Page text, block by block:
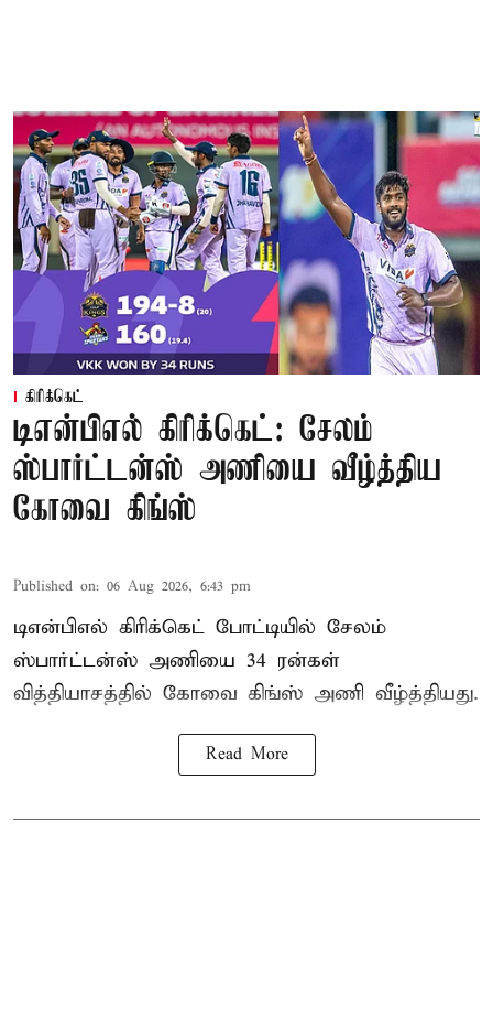
கிரிக்கெட்
டிஎன்பிஎல் கிரிக்கெட்: சேலம்
ஸ்பார்ட்டன்ஸ் அணியை வீழ்த்திய
கோவை கிங்ஸ்
Published on: 06 Aug 2026, 6:43 pm
டிஎன்பிஎல் கிரிக்கெட் போட்டியில் சேலம்
ஸ்பார்ட்டன்ஸ் அணியை 34 ரன்கள்
வித்தியாசத்தில் கோவை கிங்ஸ் அணி வீழ்த்தியது.
Read More